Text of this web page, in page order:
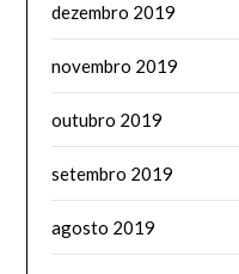
dezembro 2019
novembro 2019
outubro 2019
setembro 2019
agosto 2019